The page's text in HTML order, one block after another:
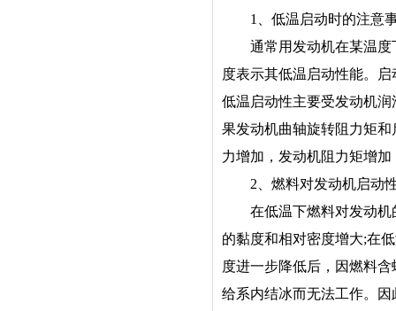
1、低温启动时的注意
通常用发动机在某温度
度表示其低温启动性能。
低温启动性主要受发动机
果发动机曲轴旋转阻力矩
力增加，发动机阻力矩增
2、燃料对发动机启动
在低温下燃料对发动机
的黏度和相对密度增大;在
度进一步降低后，因燃料
给系内结冰而无法工作。